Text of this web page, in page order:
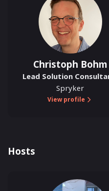
Christoph Bohm
Lead Solution
Spryker
View profile
Hosts